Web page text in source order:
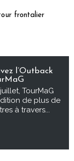
frontalier
l’Outback
TourMaG
de plus de
à travers...